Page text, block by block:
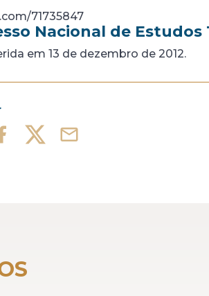
71735847
Nacional de
em 13 de dezembro de 2012.